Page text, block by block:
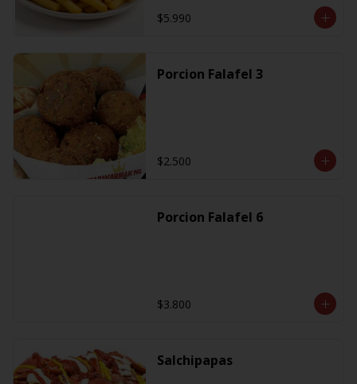
$5.990
Porcion Falafel 3
$2.500
Porcion Falafel 6
$3.800
Salchipapas